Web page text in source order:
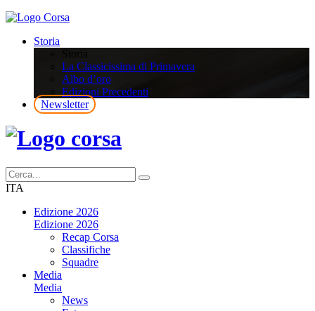
Storia
La Classicissima di Primavera
Albo d’oro
Edizioni Precedenti
Newsletter
ITA
Edizione 2026
Edizione 2026
Recap Corsa
Classifiche
Squadre
Media
Media
News